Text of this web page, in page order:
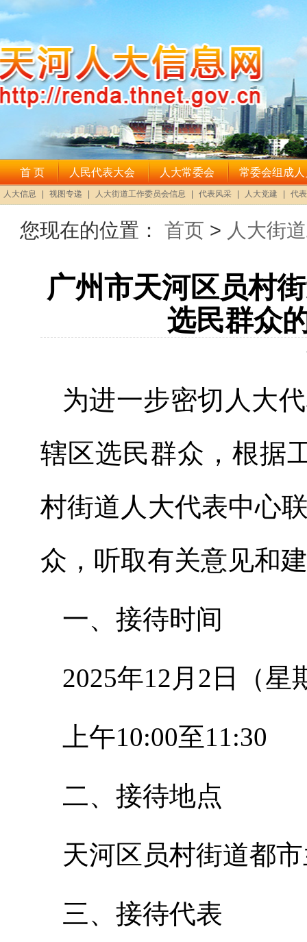
您现在的位置： 首页 > 人大街
广州市天河区员村
选民群众
为进一步密切人大
辖区选民群众，根据
村街道人大代表中心
众，听取有关意见和
一、接待时间
2025年12月2日（星
上午10:00至11:30
二、接待地点
天河区员村街道都
三、接待代表